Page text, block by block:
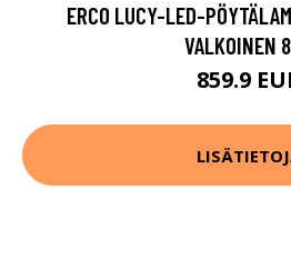
ERCO LUCY-LED-
VALKOINEN
859.9